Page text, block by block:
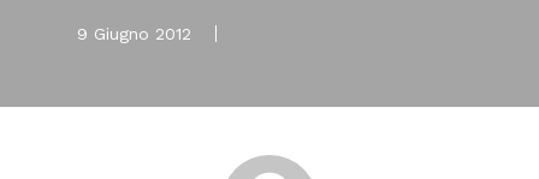
9 Giugno 2012